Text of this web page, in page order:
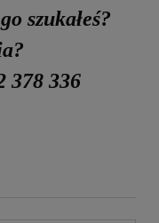
szukałeś?
378 336